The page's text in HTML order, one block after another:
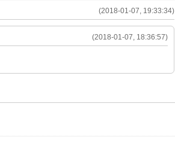
(2018-01-07, 19:33:34)
(2018-01-07, 18:36:57)